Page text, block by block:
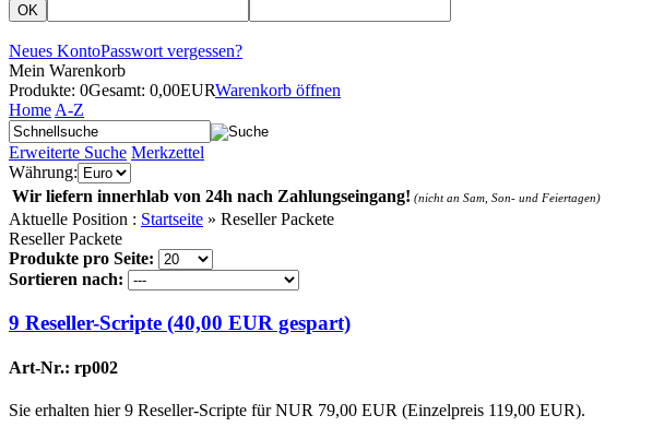
OK
Neues KontoPasswort vergessen?
Mein Warenkorb
Produkte: 0Gesamt: 0,00EURWarenkorb öffnen
Home A-Z
Erweiterte Suche Merkzettel
Währung:
Wir liefern innerhlab von 24h nach Zahlungseingang! (nicht an Sam, Son- und Feiertagen)
Aktuelle Position : Startseite » Reseller Packete
Reseller Packete
Produkte pro Seite:
Sortieren nach:
9 Reseller-Scripte (40,00 EUR gespart)
Art-Nr.: rp002
Sie erhalten hier 9 Reseller-Scripte für NUR 79,00 EUR (Einzelpreis 119,00 EUR).